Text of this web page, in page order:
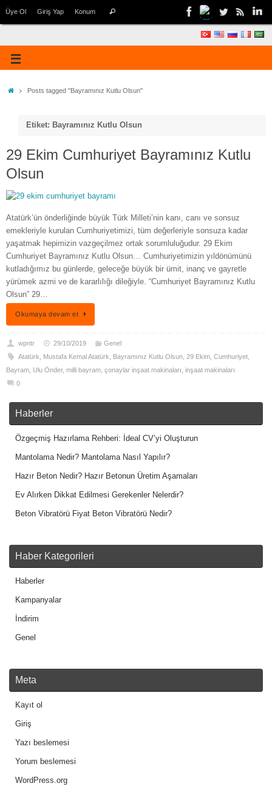
Üye Ol Giriş Yap Konum
Posts tagged "Bayramınız Kutlu Olsun"
Etiket: Bayramınız Kutlu Olsun
29 Ekim Cumhuriyet Bayramınız Kutlu
Olsun
Atatürk’ün önderliğinde büyük Türk Milleti’nin kanı, canı ve sonsuz
emekleriyle kurulan Cumhuriyetimizi, tüm değerleriyle sonsuza kadar
yaşatmak hepimizin vazgeçilmez ortak sorumluluğudur. 29 Ekim
Cumhuriyet Bayramınız Kutlu Olsun… Cumhuriyetimizin yıldönümünü
kutladığımız bu günlerde, geleceğe büyük bir ümit, inanç ve gayretle
yürümek azmi ve de kararlılığı dileğiyle. “Cumhuriyet Bayramınız Kutlu
Olsun” 29…
Okumaya devam et
wpntr 29/10/2019
Genel
Atatürk
Mustafa Kemal Atatürk Bayramınız Kutlu Olsun, 29 Ekim, Cumhuriyet,
Bayram Ulu Önder, milli bayram çonaylar inşaat makinaları inşaat makinaları
0
Haberler
Özgeçmiş Hazırlama Rehberi: İdeal CV’yi Oluşturun
Mantolama Nedir? Mantolama Nasıl Yapılır?
Hazır Beton Nedir? Hazır Betonun Üretim Aşamaları
Ev Alırken Dikkat Edilmesi Gerekenler Nelerdir?
Beton Vibratörü Fiyat Beton Vibratörü Nedir?
Haber Kategorileri
Haberler
Kampanyalar
İndirim
Genel
Meta
Kayıt ol
Giriş
Yazı beslemesi
Yorum beslemesi
WordPress.org